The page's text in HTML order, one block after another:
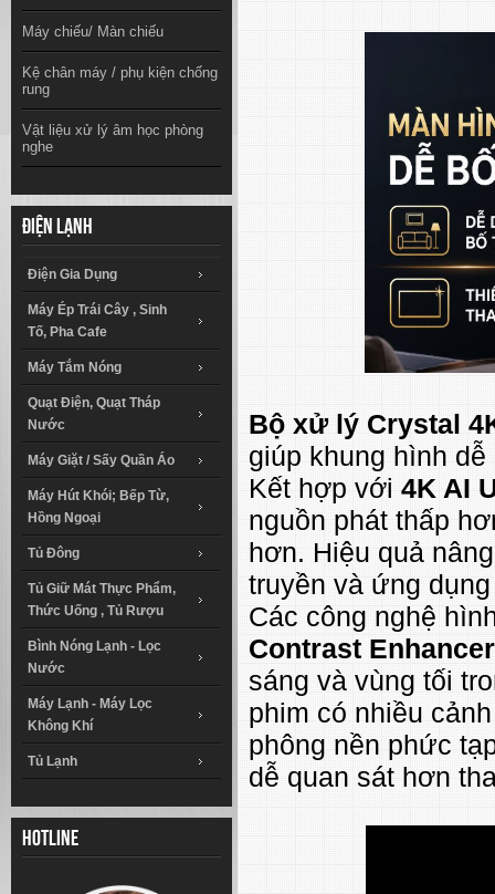
Máy chiếu/ Màn chiếu
Kệ chân máy / phụ kiện chống
rung
Vật liệu xử lý âm học phòng
nghe
Điện lạnh
Điện Gia Dụng
Máy Ép Trái Cây , Sinh
Tố, Pha Cafe
Máy Tắm Nóng
Quạt Điện, Quạt Tháp
Nước
Máy Giặt / Sấy Quần Áo
Máy Hút Khói; Bếp Từ,
Hồng Ngoại
Tủ Đông
Tủ Giữ Mát Thực Phẩm,
Thức Uống , Tủ Rượu
Bình Nóng Lạnh - Lọc
Nước
Máy Lạnh - Máy Lọc
Không Khí
Tủ Lạnh
Hotline
Bộ xử lý Crystal
giúp khung hình
Kết hợp với 4K AI
nguồn phát thấp
hơn. Hiệu quả
truyền và ứng
Các công nghệ
Contrast Enhancer
sáng và vùng tối
phim có nhiều
phông nền phức
dễ quan sát hơn